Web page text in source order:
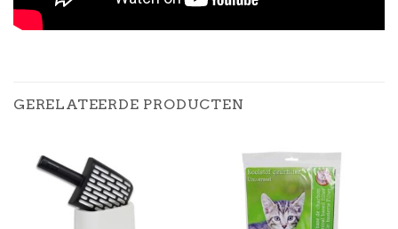
GERELATEERDE PRODUCTEN